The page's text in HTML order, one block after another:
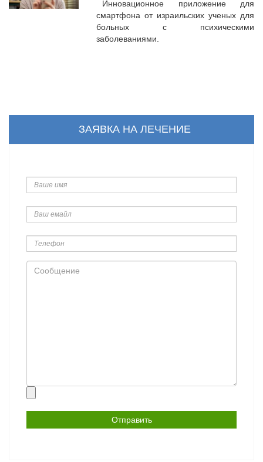
Инновационное приложение для
смартфона от израильских ученых для
больных с психическими
заболеваниями.
ЗАЯВКА НА ЛЕЧЕНИЕ
имя
емайл
Сообщение